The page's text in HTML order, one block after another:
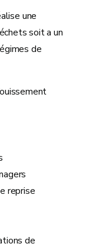
une
soit a un
de
reprise
de